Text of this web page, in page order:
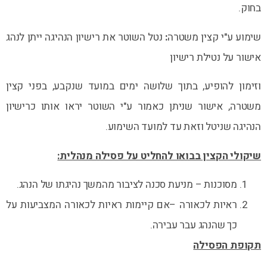
בחוק.
שימוע ע"י קצין משטרה: נטל השוטר את רישיון הנהיגה ייתן לנהג
אישור על נטילת רישיון
וזימון להופיע, בתוך שלושה ימים במועד שנקבע, בפני קצין
משטרה, אישור שניתן כאמור ע"י השוטר יראו אותו כרישיון
הנהיגה שניטל וזאת עד למועד השימוע.
שיקולי הקצין בבואו להחליט על פסילה מנהלית:
מסוכנות – מניעת סכנה לציבור מהמשך נהיגתו של הנהג.
ראיות לכאורה –אם קיימות ראיות לכאורה המצביעות על
כך שהנהג עבר עבירה.
תקופת הפסילה